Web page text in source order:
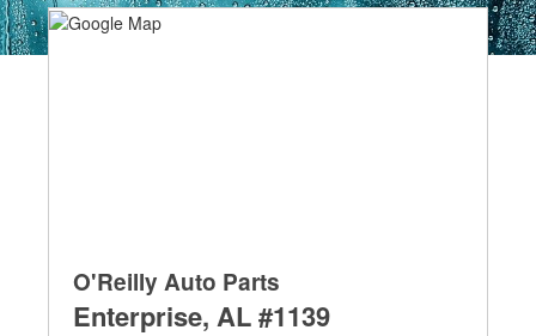
O'Reilly Auto Parts
Enterprise, AL #1139